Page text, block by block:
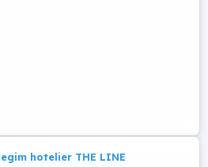
hotelier THE LINE